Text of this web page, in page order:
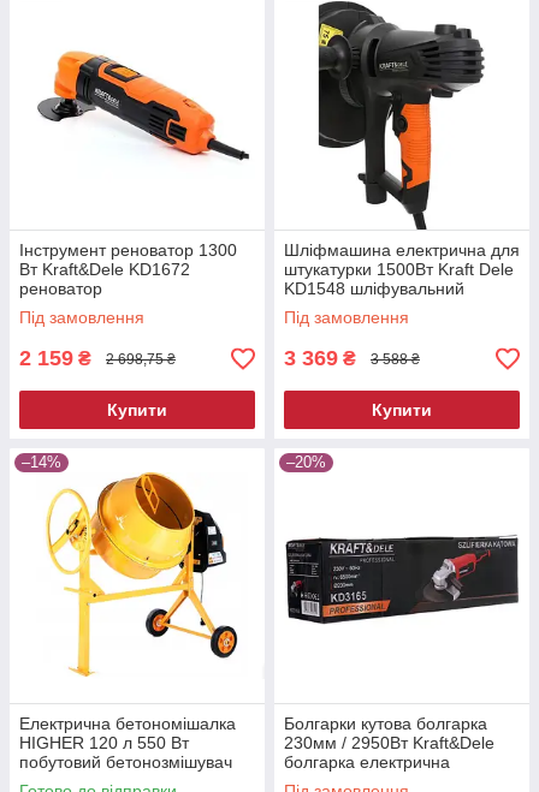
Інструмент реноватор 1300
Вт Kraft&Dele KD1672
реноватор
Під замовлення
2 159 ₴ 2 698,75 ₴
Купити
Шліфмашина електрична для
штукатурки 1500Вт Kraft Dele
KD1548 шліфувальний
верстат для гіпсу
Під замовлення
3 369 ₴ 3 588 ₴
Купити
–14%
Електрична бетономішалка
HIGHER 120 л 550 Вт
побутовий бетонозмішувач
бетонозмішувач побутовий
–20%
Болгарки кутова болгарка
230мм / 2950Вт Kraft&Dele
болгарка електрична